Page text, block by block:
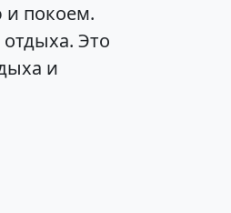
и покоем.
Это
и